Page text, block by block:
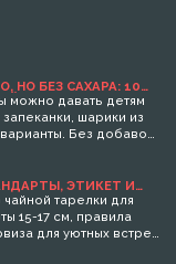
НО БЕЗ САХАРА: 10
можно давать детям
шарики из
Без добавок,
ЭТИКЕТ И
тарелки для
15-17 см, правила
для уютных встреч